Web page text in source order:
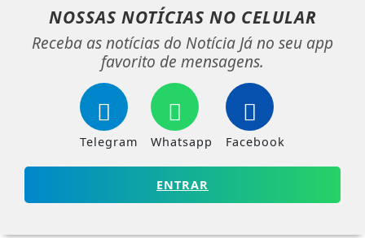
NOSSAS NOTÍCIAS NO CELULAR
Receba as notícias do Notícia Já no seu app
favorito de mensagens.
Telegram Whatsapp Facebook
ENTRAR